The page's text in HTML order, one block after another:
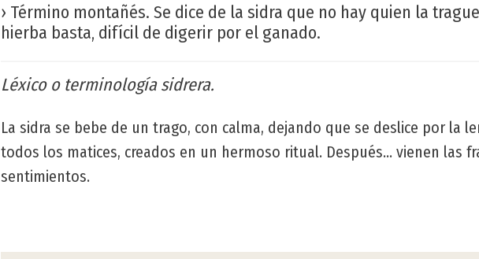
› Término montañés. Se dice de la sidra que no hay quien la
hierba basta, difícil de digerir por el ganado.
Léxico o terminología sidrera.
La sidra se bebe de un trago, con calma, dejando que se deslice por la
todos los matices, creados en un hermoso ritual. Después... vienen las
sentimientos.